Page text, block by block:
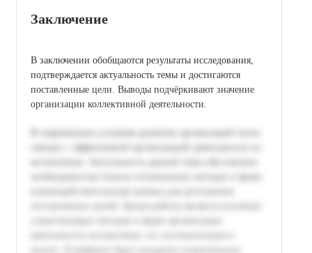
Заключение
В заключении обобщаются результаты исследования,
подтверждается актуальность темы и достигаются
поставленные цели. Выводы подчёркивают значение
организации коллективной деятельности.